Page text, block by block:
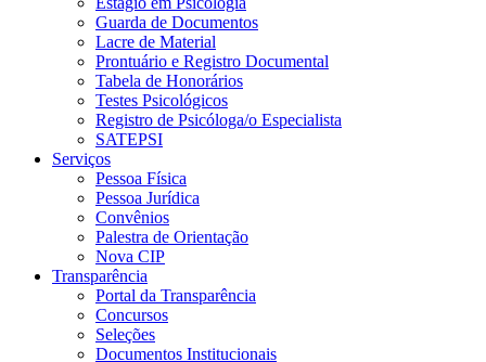
Guarda de Documentos
Lacre de Material
Prontuário e Registro Documental
Tabela de Honorários
Testes Psicológicos
Registro de Psicóloga/o Especialista
SATEPSI
Serviços
Pessoa Física
Pessoa Jurídica
Convênios
Palestra de Orientação
Nova CIP
Transparência
Portal da Transparência
Concursos
Seleções
Documentos Institucionais